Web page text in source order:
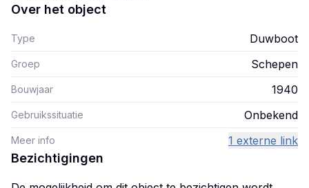
Over het object
Type Duwboot
Groep Schepen
Bouwjaar 1940
Gebruikssituatie Onbekend
Meer info 1 externe link
Bezichtigingen